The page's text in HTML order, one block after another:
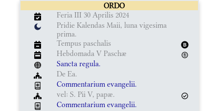
ORDO
Feria III 30 Aprilis 2024
Pridie Kalendas Maii, luna vigesima
prima.
Tempus paschalis
Hebdomada V Paschæ
Sancta regula.
De Ea.
Commentarium evangelii.
vel: S. Pii V, papæ.
Commentarium evangelii.